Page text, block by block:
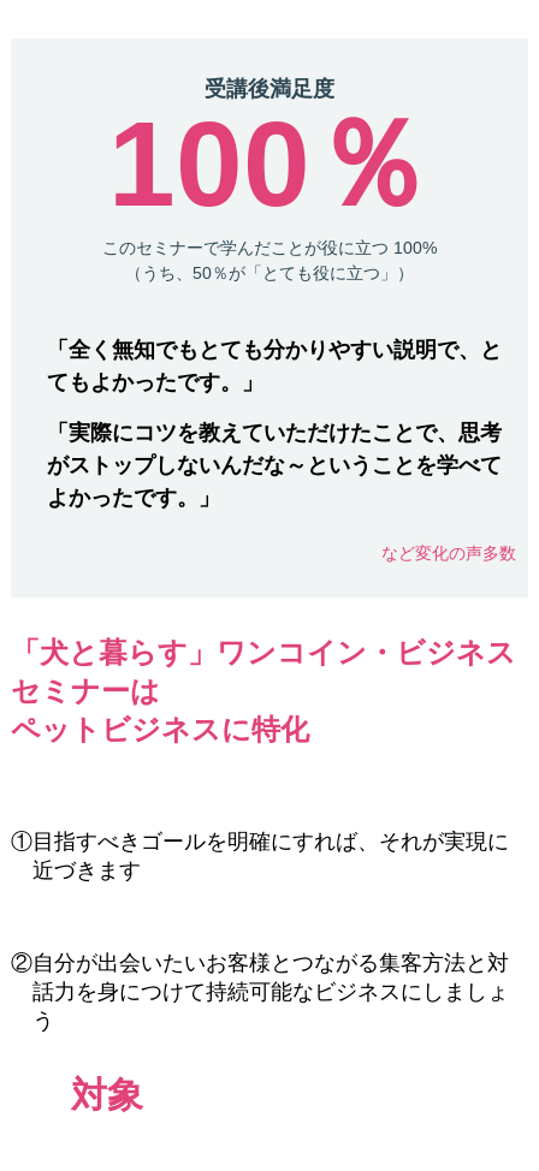
受講後満足度
100％
このセミナーで学んだことが役に立つ 100%
（うち、50％が「とても役に立つ」）
「全く無知でもとても分かりやすい説明で、と
てもよかったです。」
「実際にコツを教えていただけたことで、思考
がストップしないんだな～ということを学べて
よかったです。」
など変化の声多数
「犬と暮らす」ワンコイン・ビジネス
セミナーは
ペットビジネスに特化
①目指すべきゴールを明確にすれば、それが実現に
近づきます
②自分が出会いたいお客様とつながる集客方法と対
話力を身につけて持続可能なビジネスにしましょ
う
対象